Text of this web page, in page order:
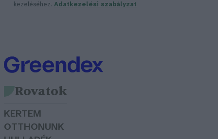
kezeléséhez. Adatkezelési szabályzat
Rovatok
KERTEM
OTTHONUNK